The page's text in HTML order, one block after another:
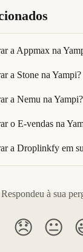
a Appmax na
a Stone na Yampi?
a Nemu na Yampi?
o E-vendas na
a Droplinkfy em
Respondeu à sua
😞 😐